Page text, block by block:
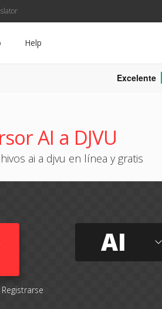
Help
Excelente
AI a DJVU
ai a djvu en línea y gratis
Registrarse
AI